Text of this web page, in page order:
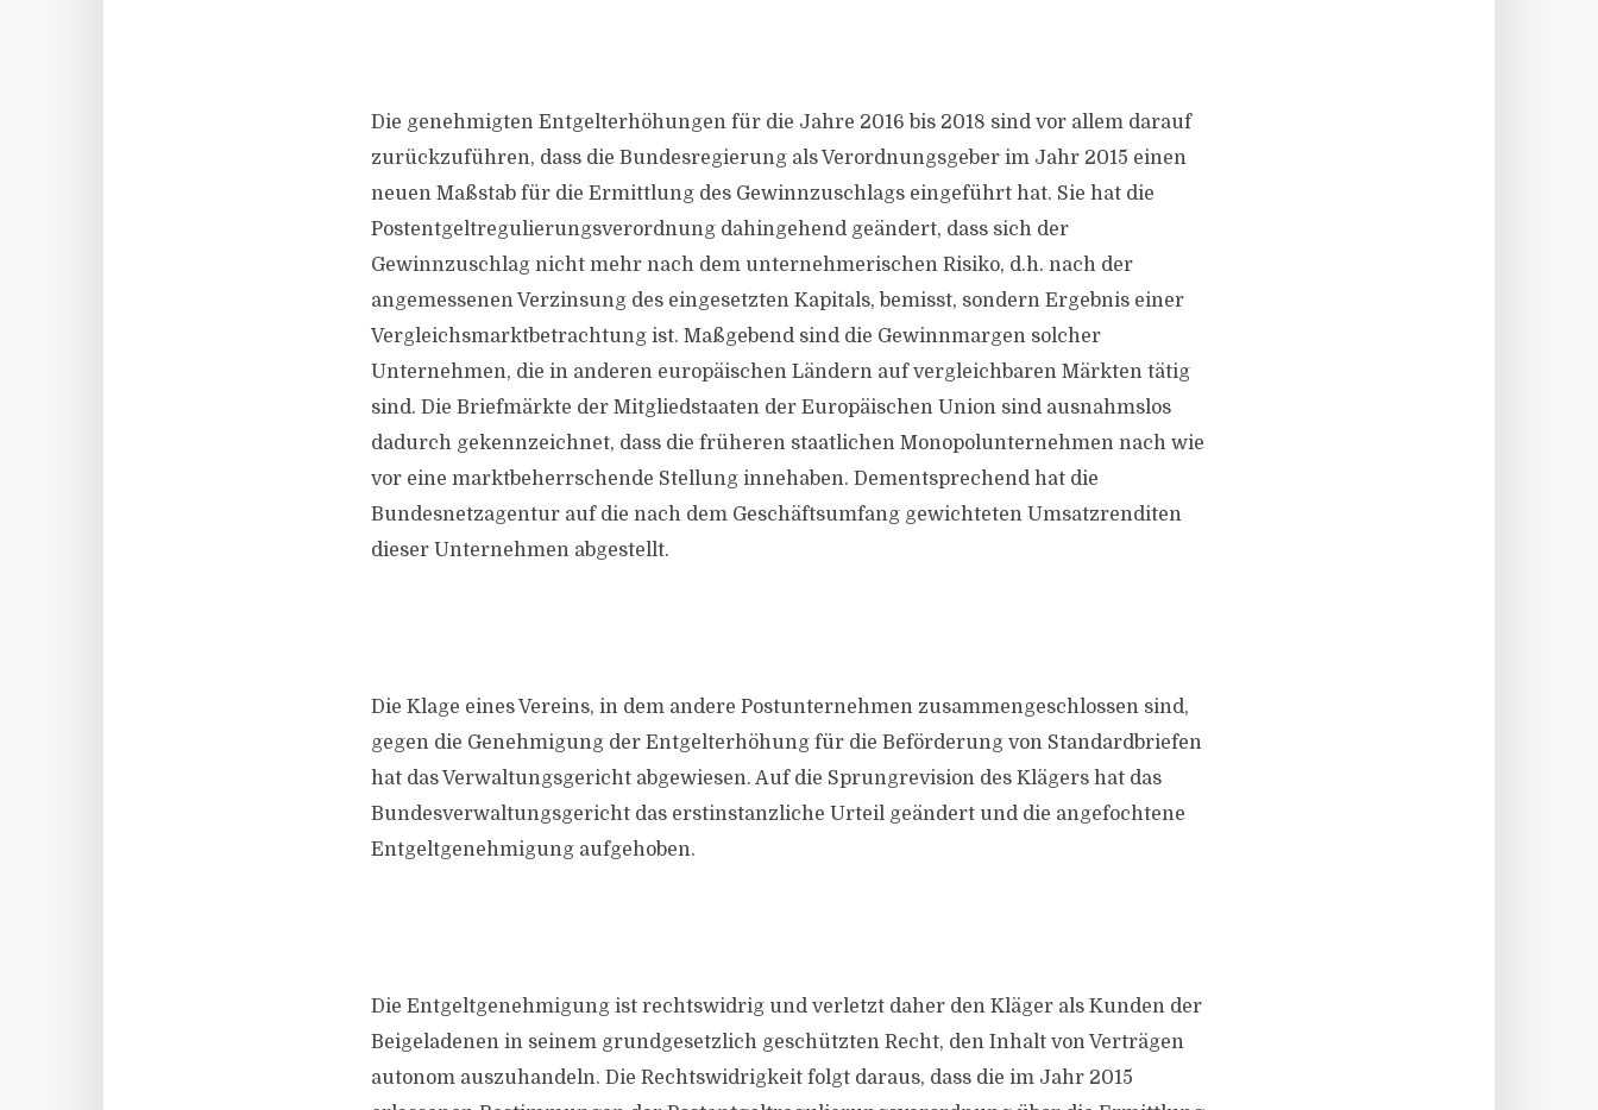
Die genehmigten Entgelterhöhungen für die Jahre 2016 bis 2018 sind vor allem darauf
zurückzuführen, dass die Bundesregierung als Verordnungsgeber im Jahr 2015 einen
neuen Maßstab für die Ermittlung des Gewinnzuschlags eingeführt hat. Sie hat die
Postentgeltregulierungsverordnung dahingehend geändert, dass sich der
Gewinnzuschlag nicht mehr nach dem unternehmerischen Risiko, d.h. nach der
angemessenen Verzinsung des eingesetzten Kapitals, bemisst, sondern Ergebnis einer
Vergleichsmarktbetrachtung ist. Maßgebend sind die Gewinnmargen solcher
Unternehmen, die in anderen europäischen Ländern auf vergleichbaren Märkten tätig
sind. Die Briefmärkte der Mitgliedstaaten der Europäischen Union sind ausnahmslos
dadurch gekennzeichnet, dass die früheren staatlichen Monopolunternehmen nach wie
vor eine marktbeherrschende Stellung innehaben. Dementsprechend hat die
Bundesnetzagentur auf die nach dem Geschäftsumfang gewichteten Umsatzrenditen
dieser Unternehmen abgestellt.
Die Klage eines Vereins, in dem andere Postunternehmen zusammengeschlossen sind,
gegen die Genehmigung der Entgelterhöhung für die Beförderung von Standardbriefen
hat das Verwaltungsgericht abgewiesen. Auf die Sprungrevision des Klägers hat das
Bundesverwaltungsgericht das erstinstanzliche Urteil geändert und die angefochtene
Entgeltgenehmigung aufgehoben.
Die Entgeltgenehmigung ist rechtswidrig und verletzt daher den Kläger als Kunden der
Beigeladenen in seinem grundgesetzlich geschützten Recht, den Inhalt von Verträgen
autonom auszuhandeln. Die Rechtswidrigkeit folgt daraus, dass die im Jahr 2015